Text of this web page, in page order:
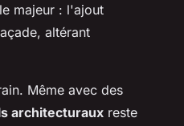
majeur : l'ajout
altérant
Même avec des
architecturaux reste